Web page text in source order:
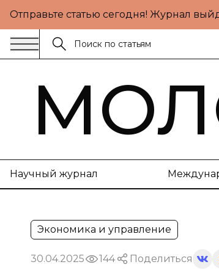
Отправьте статью сегодня! Журнал
Научный журнал
Экономика и управление
30.04.2025 144 Поделиться